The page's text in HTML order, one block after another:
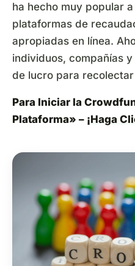
ha hecho muy popular
plataformas de
apropiadas en línea.
individuos, compañías
de lucro para
Para Iniciar la
Plataforma» – ¡Haga